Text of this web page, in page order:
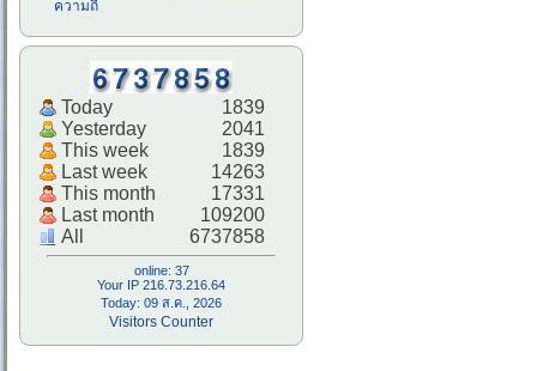
ความถี่
Today
1839
Yesterday
2041
This week
1839
Last week
14263
This month
17331
Last month
109200
All
6737858
online: 37
Your IP 216.73.216.64
Today: 09 ส.ค., 2026
Visitors Counter